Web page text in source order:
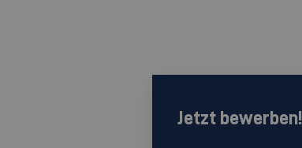
Jetzt bewerben!